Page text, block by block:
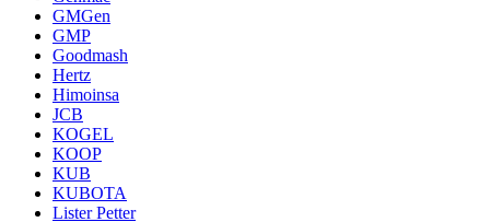
GMGen
GMP
Goodmash
Hertz
Himoinsa
JCB
KOGEL
KOOP
KUB
KUBOTA
Lister Petter